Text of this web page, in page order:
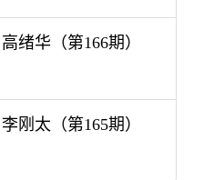
绪华（第166期）
刚太（第165期）